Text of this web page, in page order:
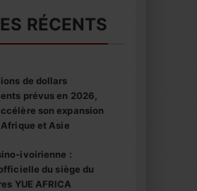
RÉCENTS
de dollars
prévus en 2026,
son expansion
et Asie
ivoirienne :
du siège du
YUE AFRICA